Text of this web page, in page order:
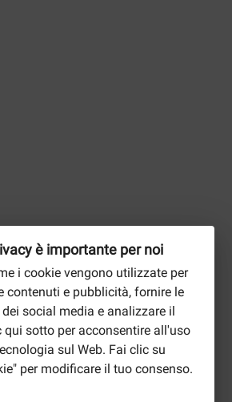
è importante per noi
i cookie vengono utilizzate per
contenuti e pubblicità, fornire le
social media e analizzare il
sotto per acconsentire all'uso
sul Web. Fai clic su
per modificare il tuo consenso.